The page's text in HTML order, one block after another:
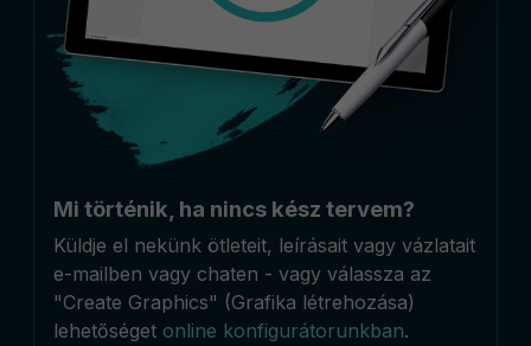
Mi történik, ha nincs kész tervem?
Küldje el nekünk ötleteit, leírásait vagy vázlatait
e-mailben vagy chaten - vagy válassza az
"Create Graphics" (Grafika létrehozása)
lehetőséget online konfigurátorunkban.